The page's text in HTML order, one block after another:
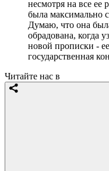
несмотря на все ее
была максимально
Думаю, что она
обрадована, когда
новой прописки -
государственная
Читайте нас в